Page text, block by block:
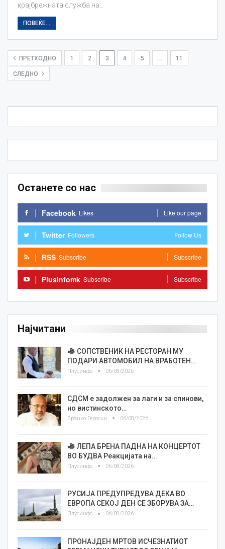
крајбрежната служба на…
ПОВЕЌЕ...
ПРЕТХОДНО 1 2 3 4 5 11
СЛЕДНО
Останете со нас
Facebook Likes Like our page
Twitter Followers Follow Us
RSS Subscribe Subscribe
Plusinfomk Subscribe Subscribe
Најчитани
СОПСТВЕНИК НА РЕСТОРАН МУ
ПОДАРИ АВТОМОБИЛ НА ВРАБОТЕН…
Плусинфо 06/08/2026
СДСМ е задолжен за лаги и за спинови,
но вистинското…
Бранко Героски 06/08/2026
ЛЕПА БРЕНА ПАДНА НА КОНЦЕРТОТ
ВО БУДВА Реакцијата на…
Плусинфо 06/08/2026
РУСИЈА ПРЕДУПРЕДУВА ДЕКА ВО
ЕВРОПА СЕКОЈ ДЕН СЕ ЗБОРУВА ЗА…
Плусинфо 06/08/2026
ПРОНАЈДЕН МРТОВ ИСЧЕЗНАТИОТ